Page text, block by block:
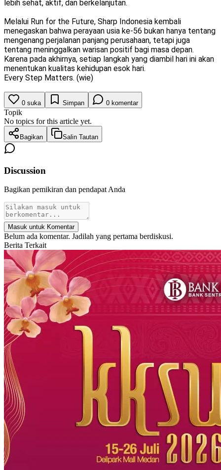
lebih sehat, aktif, dan berkelanjutan.
Melalui Run for the Future, Sharp Indonesia kembali
menegaskan bahwa perayaan usia ke-56 bukan hanya tentang
mengenang perjalanan panjang perusahaan, tetapi juga
tentang meninggalkan warisan positif bagi masa depan.
Karena pada akhirnya, setiap langkah yang diambil hari ini akan
menentukan kualitas kehidupan esok hari.
Every Step Matters. (wie)
0 suka Simpan 0 komentar
Topik
No topics for this article yet.
Bagikan Salin Tautan
Discussion
Bagikan pemikiran dan pendapat Anda
Masuk untuk Komentar
Belum ada komentar. Jadilah yang pertama berdiskusi.
Berita Terkait